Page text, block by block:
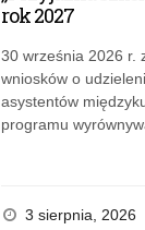
rok 2027
30 września 2026 r.
wniosków o
asystentów
programu
3 sierpnia, 2026